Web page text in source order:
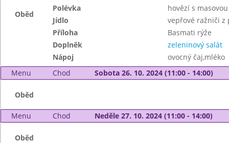
Oběd
Polévka
hovězí s
Jídlo
vepřové ražniči z
Příloha
Basmati rýže
Doplněk
zeleninový salát
Nápoj
ovocný čaj,mléko
Menu
Chod Sobota 26. 10. 2024 (11:00 - 14:00)
Oběd
Menu Chod Neděle 27. 10. 2024 (11:00 - 14:00)
Oběd